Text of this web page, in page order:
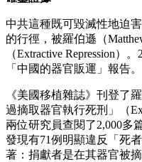
中共這種既可毀滅性地迫
的行徑，被羅伯遜（
（Extractive Repression）
「中國的器官販運」報告。
《美國移植雜誌》刊登了
過摘取器官執行死刑」（
兩位研究員查閱了2,000多
發現有71例明顯違反「死
著：捐獻者是在其器官被